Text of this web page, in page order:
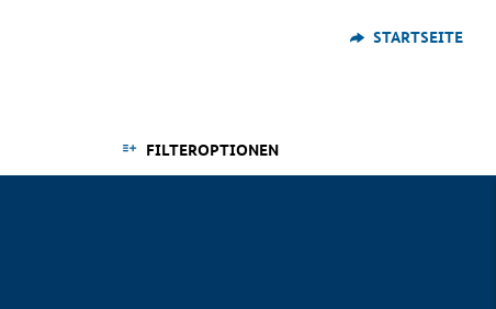
STARTSEITE
FILTEROPTIONEN